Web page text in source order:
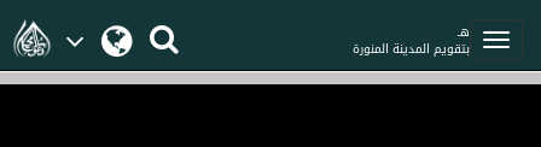
هـ
بتقويم المدينة المنورة